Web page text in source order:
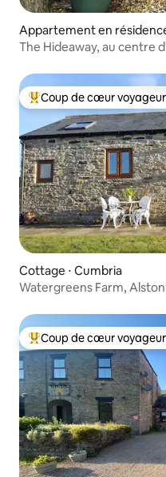
Appartement en
The Hideaway, au centre
Coups de cœur
Coup de cœur
Cottage ⋅ Cumbria
Watergreens Farm,
Coups de cœur voyageurs
Coup de cœur